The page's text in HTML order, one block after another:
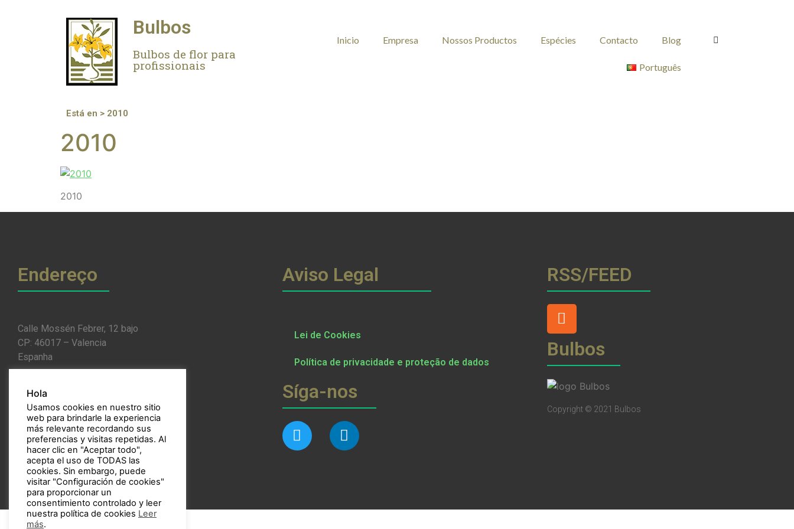
Bulbos
Bulbos de flor para
profissionais
Inicio Empresa Nossos Productos Espécies Contacto Blog
Português
Está en > 2010
2010
2010
Endereço
Calle Mossén Febrer, 12 bajo
CP: 46017 – Valencia
Espanha
Email: bulbos@bulbos.eu
Aviso Legal
Lei de Cookies
Política de privacidade e proteção de dados
Síga-nos
RSS/FEED
Bulbos
Copyright © 2021 Bulbos
Hola
Usamos cookies en nuestro sitio
web para brindarle la experiencia
más relevante recordando sus
preferencias y visitas repetidas. Al
hacer clic en "Aceptar todo",
acepta el uso de TODAS las
cookies. Sin embargo, puede
visitar "Configuración de cookies"
para proporcionar un
consentimiento controlado y leer
nuestra política de cookies Leer
más.